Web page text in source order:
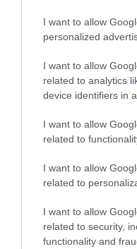
I want to allow
personalized
I want to allow
related to analytics
device identifiers in
I want to allow
related to
I want to allow
related to
I want to allow
related to security,
functionality and
Gyári
egykori…
Most még csak